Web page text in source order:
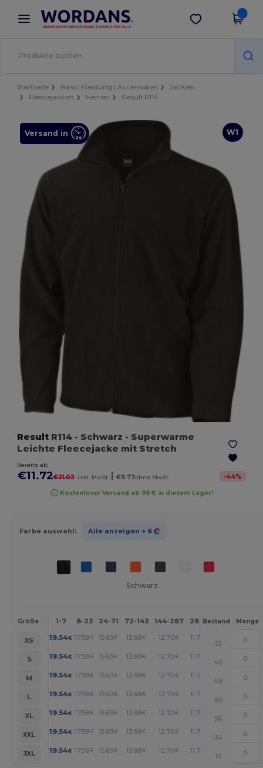
× Wordans App
Bessere Preise in der App!
App holen
Startseite Basic Kleidung | Accessoires
Jacken
Fleecejacken
Herren Result R114
W1
Versand in
Result R114 - Schwarz - Superwarme
Leichte Fleecejacke mit Stretch
Bereits ab
€11.72€21.02 inkl. MwSt €9.77ohne MwSt -44%
Kostenloser Versand ab 99 € in diesem Lager!
Farbe auswahl: Alle anzeigen + 6
Schwarz
Größe 1-7 8-23 24-71 72-143 144-287 288 + Mehr
Bestand Menge
XS 19.54€ 17.58€ 15.63€ 13.68€ 12.70€ 11.72
32
S
19.54€ 17.58€ 15.63€ 13.68€ 12.70€ 11.72 +
46
M
19.54€ 17.58€ 15.63€ 13.68€ 12.70€ 11.72 +
48
L
19.54€ 17.58€ 15.63€ 13.68€ 12.70€ 11.72 +
60
XL
19.54€ 17.58€ 15.63€ 13.68€ 12.70€ 11.72
56
XXL
19.54€ 17.58€ 15.63€ 13.68€ 12.70€ 11.72
34
3XL
19.54€ 17.58€ 15.63€ 13.68€ 12.70€ 11.72
10